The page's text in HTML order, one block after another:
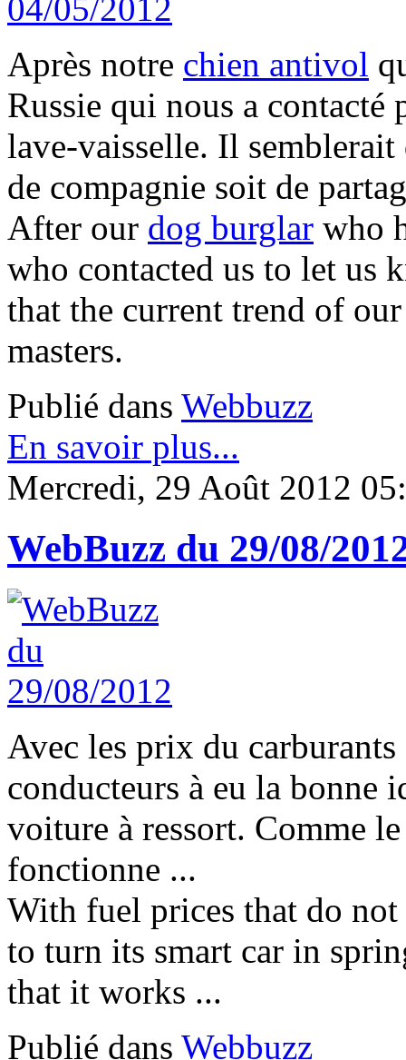
Après notre chien antivol
Russie qui nous a
lave-vaisselle. Il semblerait
de compagnie soit de
After our dog burglar who
who contacted us to let us
that the current trend of
masters.
Publié dans Webbuzz
En savoir plus...
Mercredi, 29 Août 2012
WebBuzz du 29/08/
Avec les prix du
conducteurs à eu la bonne
voiture à ressort. Comme
fonctionne ...
With fuel prices that do
to turn its smart car in
that it works ...
Publié dans Webbuzz